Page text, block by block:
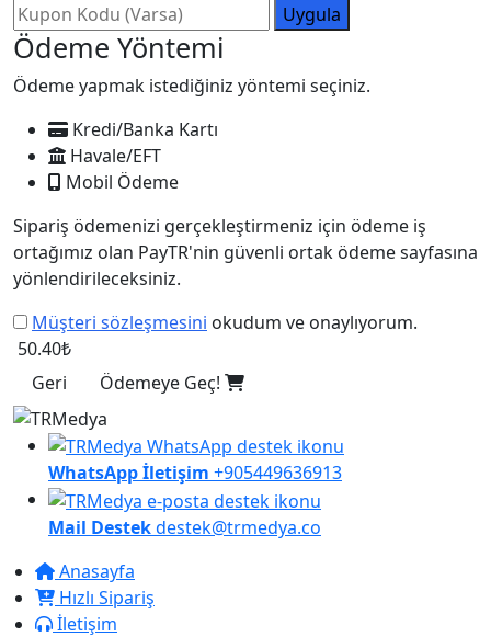
Uygula
Ödeme Yöntemi
Ödeme yapmak istediğiniz yöntemi seçiniz.
Kredi/Banka Kartı
Havale/EFT
Mobil Ödeme
Sipariş ödemenizi gerçekleştirmeniz için ödeme iş
ortağımız olan PayTR'nin güvenli ortak ödeme sayfasına
yönlendirileceksiniz.
Müşteri sözleşmesini okudum ve onaylıyorum.
50.40₺
Geri
Ödemeye Geç!
WhatsApp İletişim +905449636913
Mail Destekdestek@trmedya.co
Anasayfa
Hızlı Sipariş
İletişim